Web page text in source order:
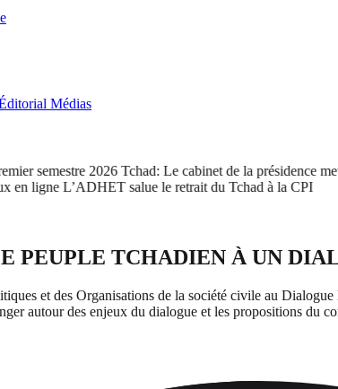
Médias
2026 Tchad: Le cabinet de la présidence met à
L’ADHET salue le retrait du Tchad à la CPI
PEUPLE TCHADIEN À UN
et des Organisations de la société civile au
autour des enjeux du dialogue et les propositions du